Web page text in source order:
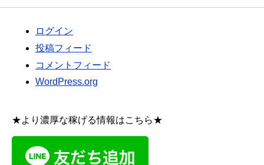
ログイン
投稿フィード
コメントフィード
WordPress.org
★より濃厚な稼げる情報はこちら★